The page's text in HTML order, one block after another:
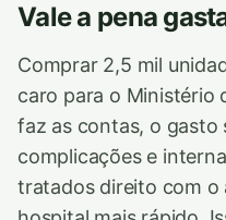
Vale a pena
Comprar 2,5 mil
caro para o Ministério
faz as contas, o gasto
complicações e
tratados direito com